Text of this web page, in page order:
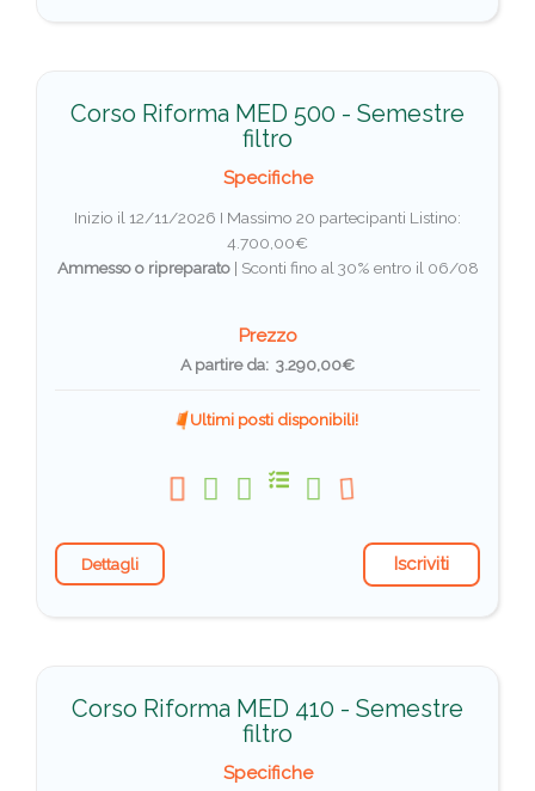
Corso Riforma MED 500 - Semestre
filtro
Specifiche
Inizio il 12/11/2026 I Massimo 20 partecipanti Listino:
4.700,00€
Ammesso o ripreparato| Sconti fino al 30% entro il 06/08
Prezzo
A partire da: 3.290,00€
Ultimi posti disponibili!
Dettagli Iscriviti
Corso Riforma MED 410 - Semestre
filtro
Specifiche